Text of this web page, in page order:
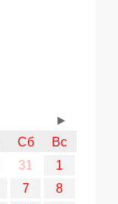
Сб
Вс
31
1
7
8
►